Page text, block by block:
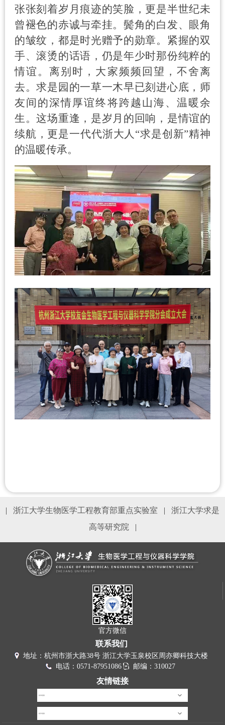
张张刻着岁月痕迹的笑脸，更是半世纪未
曾褪色的赤诚与牵挂。鬓角的白发、眼角
的皱纹，都是时光赠予的勋章。紧握的双
手、滚烫的话语，仍是年少时那份纯粹的
情谊。离别时，大家频频回望，不舍离
去。求是园的一草一木早已刻进心底，师
友间的深情厚谊终将跨越山海、温暖余
生。这场重逢，是岁月的回响，是情谊的
续航，更是一代代浙大人 “求是创新”精神
的温暖传承。
| 浙江大学生物医学工程教育部重点实验室 |
浙江大学求是
高等研究院
|
官方微信
联系我们
地址：杭州市浙大路38号 浙江大学玉泉校区周亦卿科技大楼
电话：0571-87951086
邮编：310027
友情链接
校内链接
校外链接